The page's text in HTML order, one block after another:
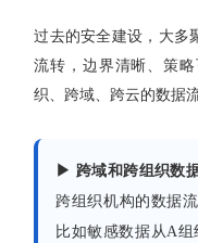
过去的安全建设，大
流转，边界清晰、策
织、跨域、跨云的数据
▶ 跨域和跨组织数
跨组织机构的数据
比如敏感数据从A